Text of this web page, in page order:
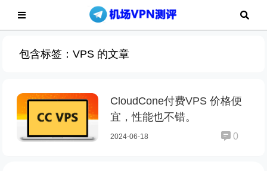
包含标签：VPS 的文章
CloudCone付费VPS 价格便
宜，性能也不错。
2024-06-18 0